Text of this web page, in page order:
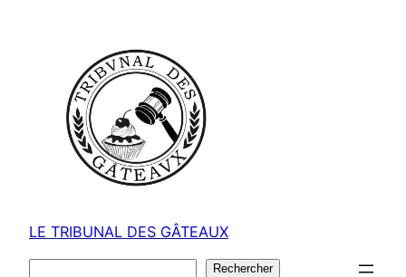
LE TRIBUNAL DES GÂTEAUX
Rechercher